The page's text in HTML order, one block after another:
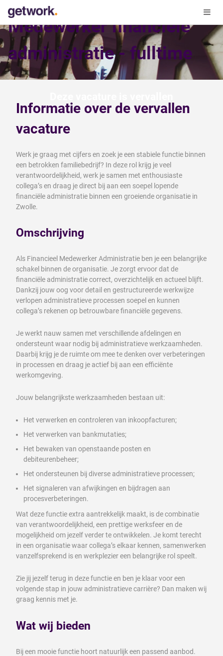
Medewerker financiële
administratie - fulltime
Informatie over de vervallen
vacature
Werk je graag met cijfers en zoek je een stabiele functie binnen
een betrokken familiebedrijf? In deze rol krijg je veel
verantwoordelijkheid, werk je samen met enthousiaste
collega’s en draag je direct bij aan een soepel lopende
financiële administratie binnen een groeiende organisatie in
Zwolle.
Omschrijving
Als Financieel Medewerker Administratie ben je een belangrijke
schakel binnen de organisatie. Je zorgt ervoor dat de
financiële administratie correct, overzichtelijk en actueel blijft.
Dankzij jouw oog voor detail en gestructureerde werkwijze
verlopen administratieve processen soepel en kunnen
collega’s rekenen op betrouwbare financiële gegevens.
Je werkt nauw samen met verschillende afdelingen en
ondersteunt waar nodig bij administratieve werkzaamheden.
Daarbij krijg je de ruimte om mee te denken over verbeteringen
in processen en draag je actief bij aan een efficiënte
werkomgeving.
Jouw belangrijkste werkzaamheden bestaan uit:
Het verwerken en controleren van inkoopfacturen;
Het verwerken van bankmutaties;
Het bewaken van openstaande posten en
debiteurenbeheer;
Het ondersteunen bij diverse administratieve processen;
Het signaleren van afwijkingen en bijdragen aan
procesverbeteringen.
Wat deze functie extra aantrekkelijk maakt, is de combinatie
van verantwoordelijkheid, een prettige werksfeer en de
mogelijkheid om jezelf verder te ontwikkelen. Je komt terecht
in een organisatie waar collega’s elkaar kennen, samenwerken
vanzelfsprekend is en werkplezier een belangrijke rol speelt.
Zie jij jezelf terug in deze functie en ben je klaar voor een
volgende stap in jouw administratieve carrière? Dan maken wij
graag kennis met je.
Wat wij bieden
Bij een mooie functie hoort natuurlijk een passend aanbod.